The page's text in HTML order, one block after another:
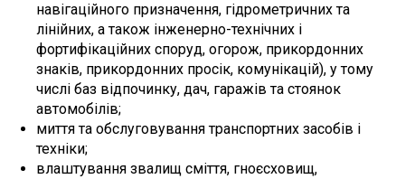
навігаційного призначення, гідрометричних та
лінійних, а також інженерно-технічних і
фортифікаційних споруд, огорож, прикордонних
знаків, прикордонних просік, комунікацій), у тому
числі баз відпочинку, дач, гаражів та стоянок
автомобілів;
миття та обслуговування транспортних засобів і
техніки;
влаштування звалищ сміття, гноєсховищ,